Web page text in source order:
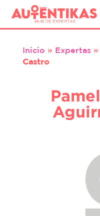
Inicio » Expertas»
Castro